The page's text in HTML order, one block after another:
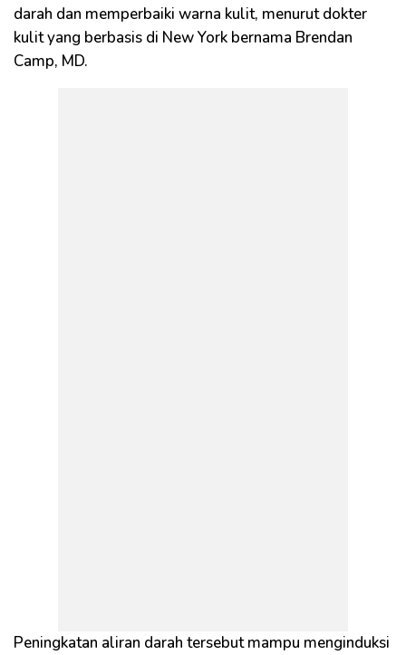
darah dan memperbaiki warna kulit, menurut dokter
kulit yang berbasis di New York bernama Brendan
Camp, MD.
Peningkatan aliran darah tersebut mampu menginduksi